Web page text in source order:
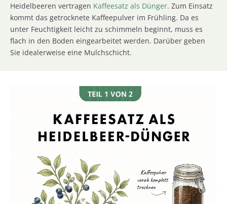
Heidelbeeren vertragen Kaffeesatz als Dünger. Zum Einsatz
kommt das getrocknete Kaffeepulver im Frühling. Da es
unter Feuchtigkeit leicht zu schimmeln beginnt, muss es
flach in den Boden eingearbeitet werden. Darüber geben
Sie idealerweise eine Mulchschicht.